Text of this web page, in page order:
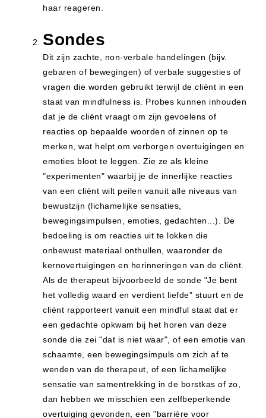
haar reageren.
Sondes
Dit zijn zachte, non-verbale handelingen (bijv.
gebaren of bewegingen) of verbale suggesties of
vragen die worden gebruikt terwijl de cliënt in een
staat van mindfulness is. Probes kunnen inhouden
dat je de cliënt vraagt om zijn gevoelens of
reacties op bepaalde woorden of zinnen op te
merken, wat helpt om verborgen overtuigingen en
emoties bloot te leggen. Zie ze als kleine
"experimenten" waarbij je de innerlijke reacties
van een cliënt wilt peilen vanuit alle niveaus van
bewustzijn (lichamelijke sensaties,
bewegingsimpulsen, emoties, gedachten...). De
bedoeling is om reacties uit te lokken die
onbewust materiaal onthullen, waaronder de
kernovertuigingen en herinneringen van de cliënt.
Als de therapeut bijvoorbeeld de sonde "Je bent
het volledig waard en verdient liefde" stuurt en de
cliënt rapporteert vanuit een mindful staat dat er
een gedachte opkwam bij het horen van deze
sonde die zei "dat is niet waar", of een emotie van
schaamte, een bewegingsimpuls om zich af te
wenden van de therapeut, of een lichamelijke
sensatie van samentrekking in de borstkas of zo,
dan hebben we misschien een zelfbeperkende
overtuiging gevonden, een "barrière voor